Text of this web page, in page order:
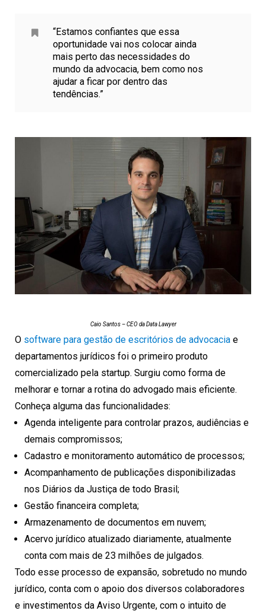
“Estamos confiantes que essa
oportunidade vai nos colocar ainda
mais perto das necessidades do
mundo da advocacia, bem como nos
ajudar a ficar por dentro das
tendências.”
Caio Santos – CEO da Data Lawyer
O software para gestão de escritórios de advocacia e
departamentos jurídicos foi o primeiro produto
comercializado pela startup. Surgiu como forma de
melhorar e tornar a rotina do advogado mais eficiente.
Conheça alguma das funcionalidades:
Agenda inteligente para controlar prazos, audiências e
demais compromissos;
Cadastro e monitoramento automático de processos;
Acompanhamento de publicações disponibilizadas
nos Diários da Justiça de todo Brasil;
Gestão financeira completa;
Armazenamento de documentos em nuvem;
Acervo jurídico atualizado diariamente, atualmente
conta com mais de 23 milhões de julgados.
Todo esse processo de expansão, sobretudo no mundo
jurídico, conta com o apoio dos diversos colaboradores
e investimentos da Aviso Urgente, com o intuito de